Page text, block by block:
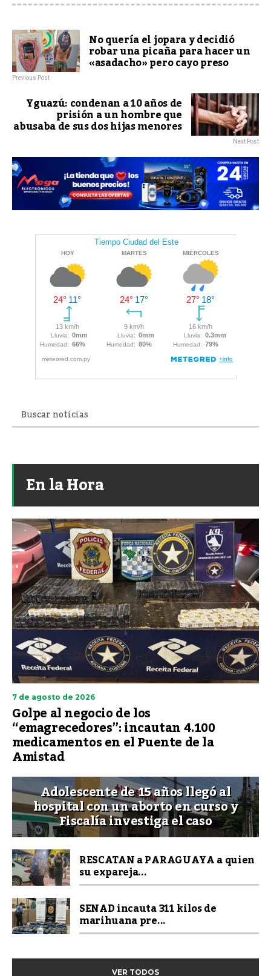
No quería el jopara y decidió
robar una picaña para hacer un
«asadacho» pero cayo preso
Previous Post
Yguazú: condenan a 10 años de
prisión a un hombre que
abusaba de sus dos hijas menores
Next Post
En la Hora
7 de agosto de 2026
Golpe al negocio de los
“emagrecedores”: incautan 4.100
medicamentos en el Puente de la
Amistad
Adolescente de 15 años llegó al
hospital con un aborto en curso y
Fiscalía investiga el caso
RESCATAN a PARAGUAYA a quien
su expareja...
SENAD incauta 311 kilos de
marihuana pre...
VER TODOS